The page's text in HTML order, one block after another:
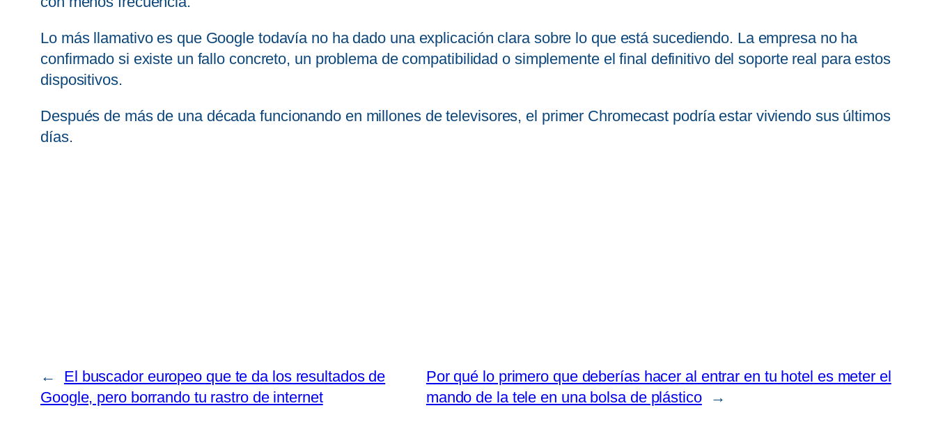
Lo más llamativo es que Google todavía no ha dado una explicación clara sobre lo que está sucediendo. La empresa no ha
confirmado si existe un fallo concreto, un problema de compatibilidad o simplemente el final definitivo del soporte real para estos
dispositivos.
Después de más de una década funcionando en millones de televisores, el primer Chromecast podría estar viviendo sus últimos
días.
←
El buscador europeo que te da los resultados de
Google, pero borrando tu rastro de internet
Por qué lo primero que deberías hacer al entrar en tu hotel es meter el
mando de la tele en una bolsa de plástico
→